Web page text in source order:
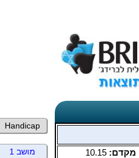
מקדם:10.15
Handicap
מושב 1